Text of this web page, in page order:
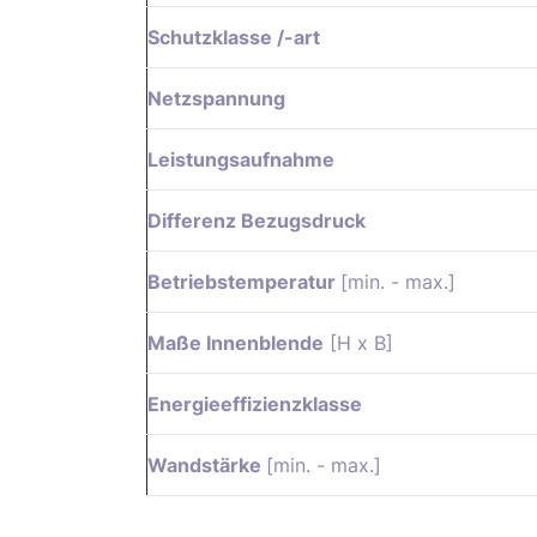
Schutzklasse /-art
Netzspannung
Leistungsaufnahme
Differenz Bezugsdruck
Betriebstemperatur [min. - max.]
Maße Innenblende [H x B]
Energieeffizienzklasse
Wandstärke [min. - max.]